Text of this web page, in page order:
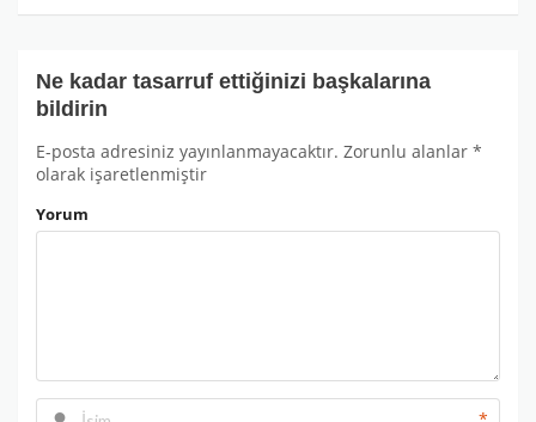
Ne kadar tasarruf ettiğinizi başkalarına
bildirin
E-posta adresiniz yayınlanmayacaktır. Zorunlu alanlar *
olarak işaretlenmiştir
Yorum